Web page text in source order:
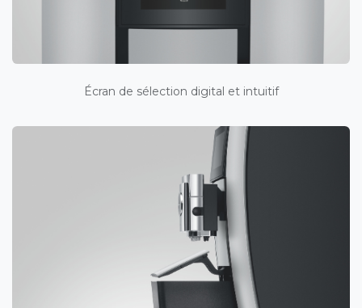
Écran de sélection digital et intuitif